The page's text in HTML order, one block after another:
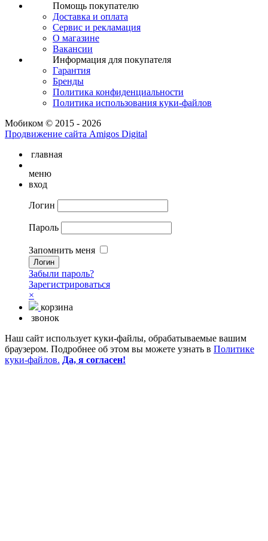
Помощь покупателю
Доставка и оплата
Сервис и рекламация
О магазине
Вакансии
Информация для покупателя
Гарантия
Бренды
Политика конфиденциальности
Политика использования куки-файлов
Мобиком © 2015 - 2026
Продвижение сайта Amigos Digital
главная
меню
вход
Логин
Пароль
Запомнить меня
Забыли пароль?
Зарегистрироваться
×
корзина
звонок
Наш сайт использует куки-файлы, обрабатываемые вашим
браузером. Подробнее об этом вы можете узнать в Политике
куки-файлов. Да, я согласен!